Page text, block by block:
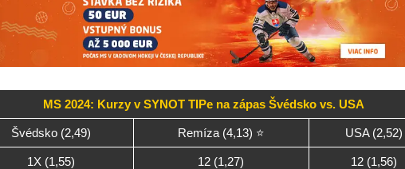
MS 2024: Kurzy v SYNOT TIPe na zápas Švédsko vs. USA
Švédsko (2,49) Remíza (4,13) ⭐️ USA (2,52)
1X (1,55) 12 (1,27) 12 (1,56)